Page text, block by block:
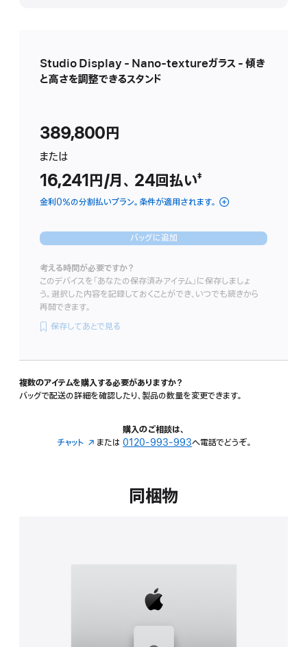
Studio Display - Nano-textureガラス - 傾き
と高さを調整できるスタンド
389,800円
ま た は
16,241円/月、 月
額
24回払い支払い回数
（二重短剣符の脚
‡
金利0％の分割払いプラン。条件が適用されます。
バッグに追加
考える時間が必要ですか？
このデバイスを「あなたの保存済みアイテム」に保存しましょ
う。選択した内容を記録しておくことができ、いつでも続きから
再開できます。
保存してあとで見る
複数のアイテムを購入する必要がありますか？
バッグで配送の詳細を確認したり、製品の数量を変更できます。
購入のご相談は、
チャット （新または 0120-993-993へ電話でどうぞ。
同梱物